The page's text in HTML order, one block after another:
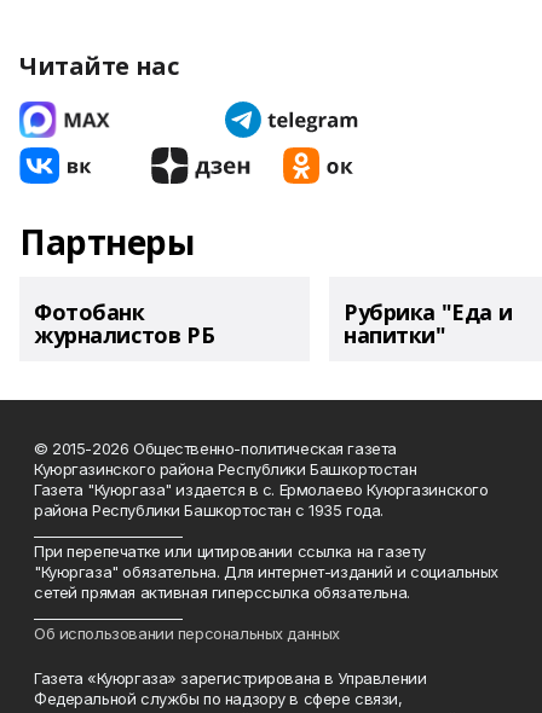
Читайте нас
Партнеры
Фотобанк
журналистов РБ
Рубрика "Еда и
напитки"
© 2015-2026 Общественно-политическая газета
Куюргазинского района Республики Башкортостан
Газета "Куюргаза" издается в с. Ермолаево Куюргазинского
района Республики Башкортостан с 1935 года.
При перепечатке или цитировании ссылка на газету
"Куюргаза" обязательна. Для интернет-изданий и социальных
сетей прямая активная гиперссылка обязательна.
Об использовании персональных данных
Газета «Куюргаза» зарегистрирована в Управлении
Федеральной службы по надзору в сфере связи,